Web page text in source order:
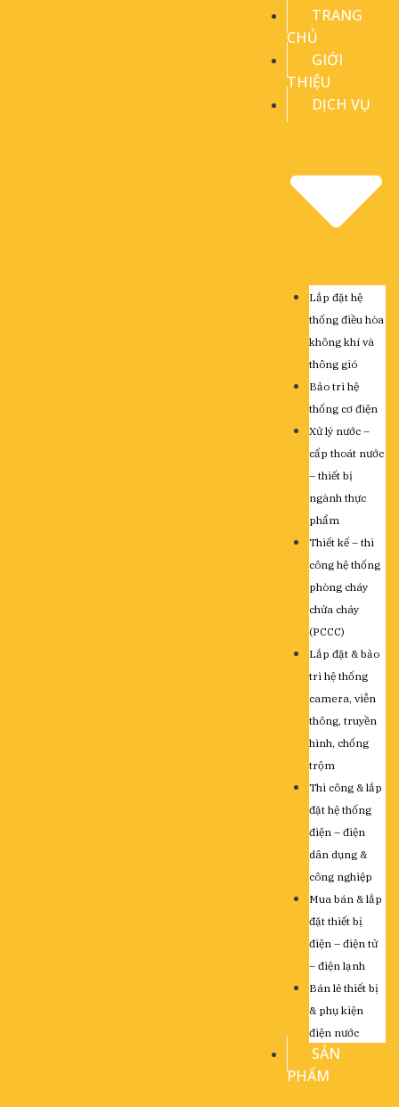
TRANG
CHỦ
GIỚI
THIỆU
DỊCH VỤ
Lắp đặt hệ
thống điều hòa
không khí và
thông gió
Bảo trì hệ
thống cơ điện
Xử lý nước –
cấp thoát nước
– thiết bị
ngành thực
phẩm
Thiết kế – thi
công hệ thống
phòng cháy
chữa cháy
(PCCC)
Lắp đặt & bảo
trì hệ thống
camera, viễn
thông, truyền
hình, chống
trộm
Thi công & lắp
đặt hệ thống
điện – điện
dân dụng &
công nghiệp
Mua bán & lắp
đặt thiết bị
điện – điện tử
– điện lạnh
Bán lẻ thiết bị
& phụ kiện
điện nước
SẢN
PHẨM